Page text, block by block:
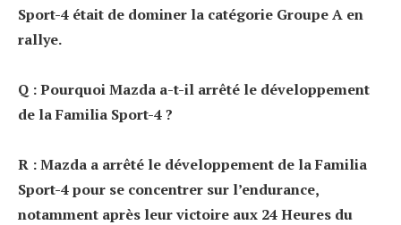
Sport-4 était de dominer la catégorie Groupe A en
rallye.
Q : Pourquoi Mazda a-t-il arrêté le développement
de la Familia Sport-4 ?
R : Mazda a arrêté le développement de la Familia
Sport-4 pour se concentrer sur l’endurance,
notamment après leur victoire aux 24 Heures du